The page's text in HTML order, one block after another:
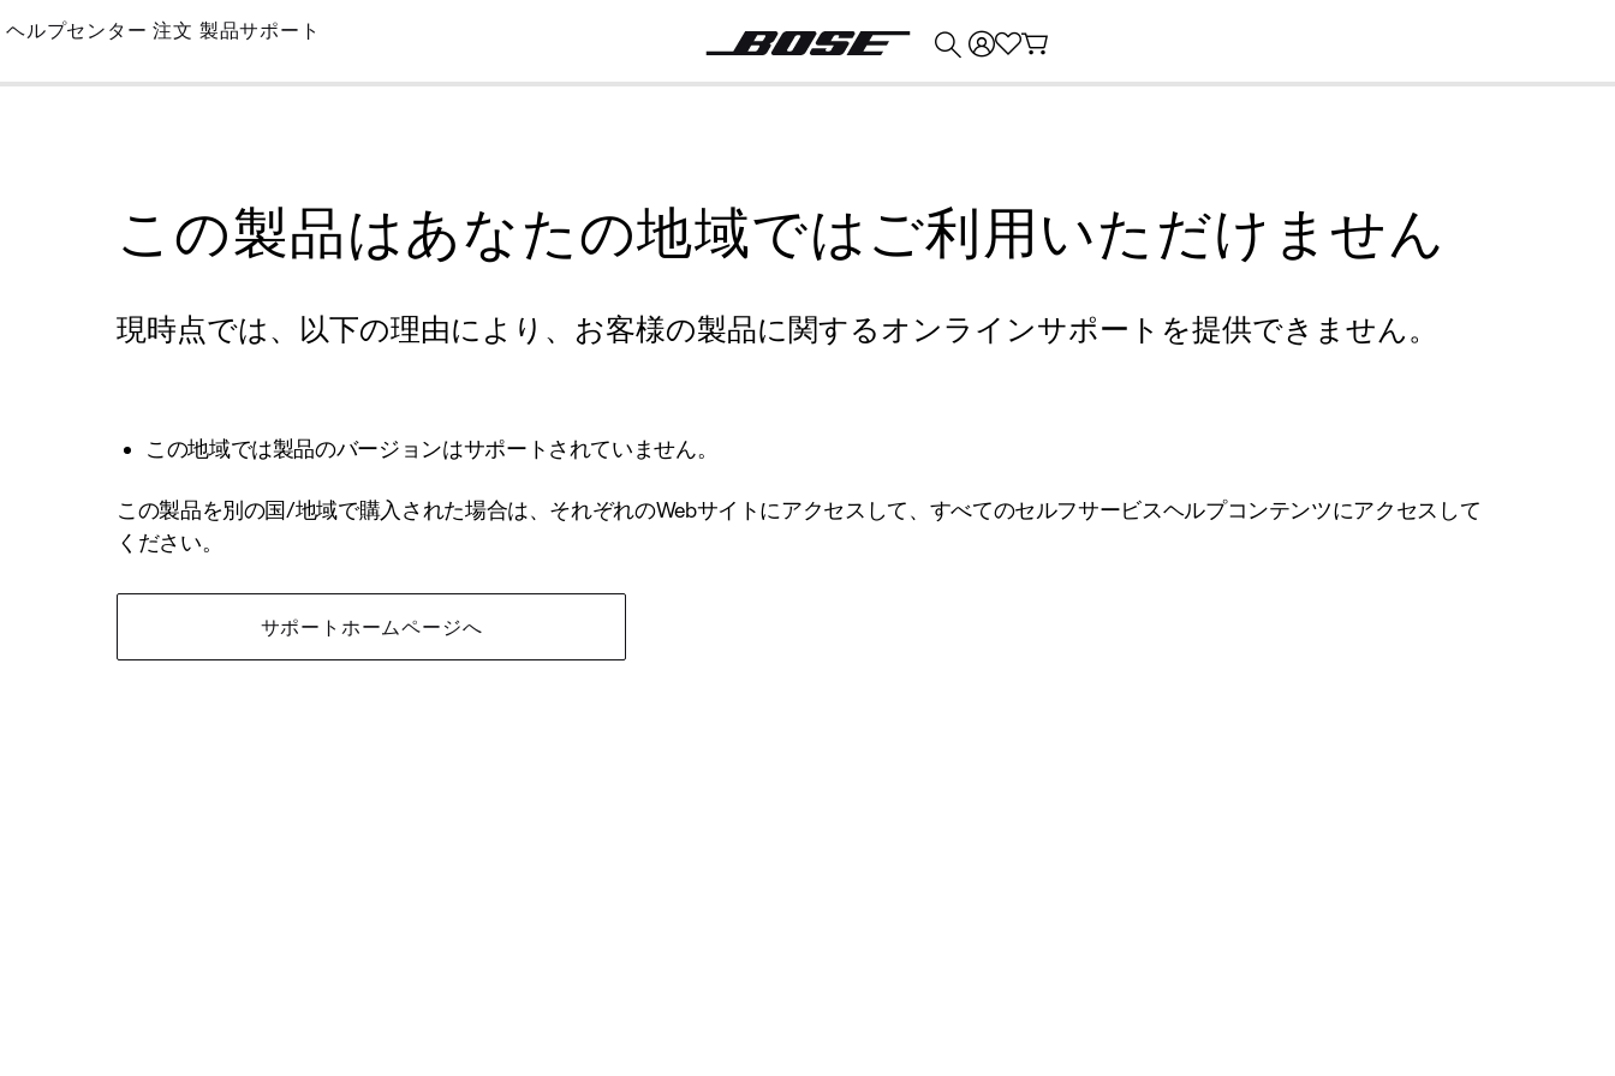
Skip
Main
ヘルプセンター 注文 製品サポート
この製品はあなたの地域ではご利用いただけません
現時点では、以下の理由により、お客様の製品に関するオンラインサポートを提供できません。
この地域では製品のバージョンはサポートされていません。
この製品を別の国/地域で購入された場合は、それぞれのWebサイトにアクセスして、すべてのセルフサービスヘルプコンテンツにアクセスして
ください。
サポートホームページへ